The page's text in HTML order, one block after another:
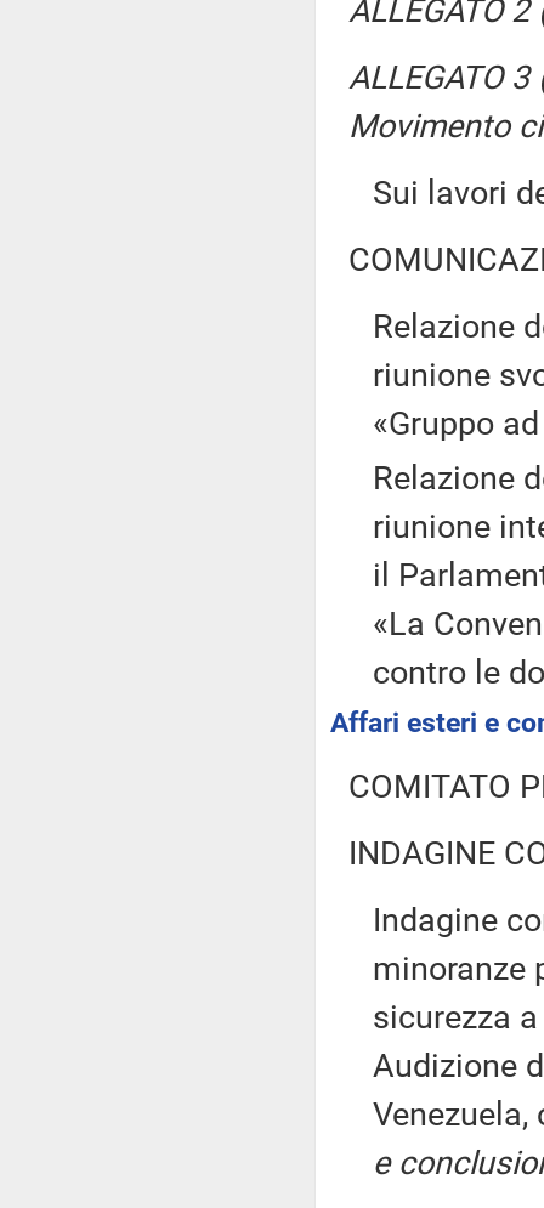
ALLEGATO
ALLEGATO
Movimento
Sui lavori
Relazione
riunione
«Gruppo
Relazione
riunione
il
«La
contro le
Affari esteri e
COMITATO
INDAGINE
Indagine
minoranze
sicurezza
Audizione
e